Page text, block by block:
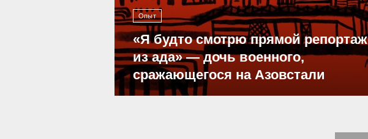
Опыт
«Я будто смотрю прямой репортаж
из ада» — дочь военного,
сражающегося на Азовстали